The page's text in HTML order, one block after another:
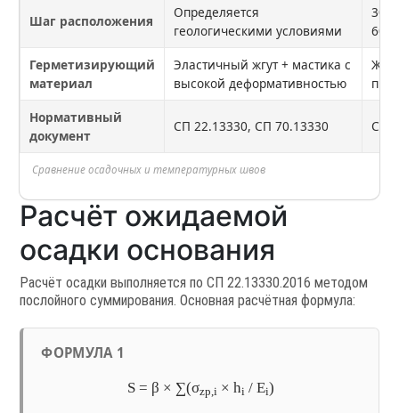
Сравнение осадочных и температурных швов
Шаг расположения
Определяется
геологическими условиями
Герметизирующий
материал
Эластичный жгут + мастика с
высокой деформативностью
Нормативный
документ
СП 22.13330, СП 70.13330 СП
Расчёт ожидаемой
осадки основания
Расчёт осадки выполняется по СП 22.13330.2016 методом
послойного суммирования. Основная расчётная формула:
ФОРМУЛА 1
S = β × ∑(σzp,i × hi / Ei)